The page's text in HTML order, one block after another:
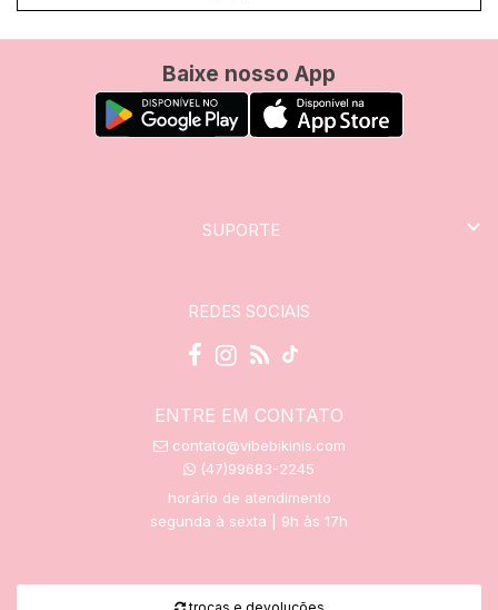
Baixe nosso App
SUPORTE
REDES SOCIAIS
ENTRE EM CONTATO
contato@vibebikinis.com
(47)99683-2245
horário de atendimento
segunda à sexta | 9h às 17h